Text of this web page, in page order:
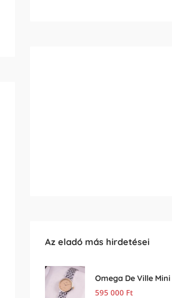
Az eladó más hirdetései
Omega De Ville Mini
595 000 Ft